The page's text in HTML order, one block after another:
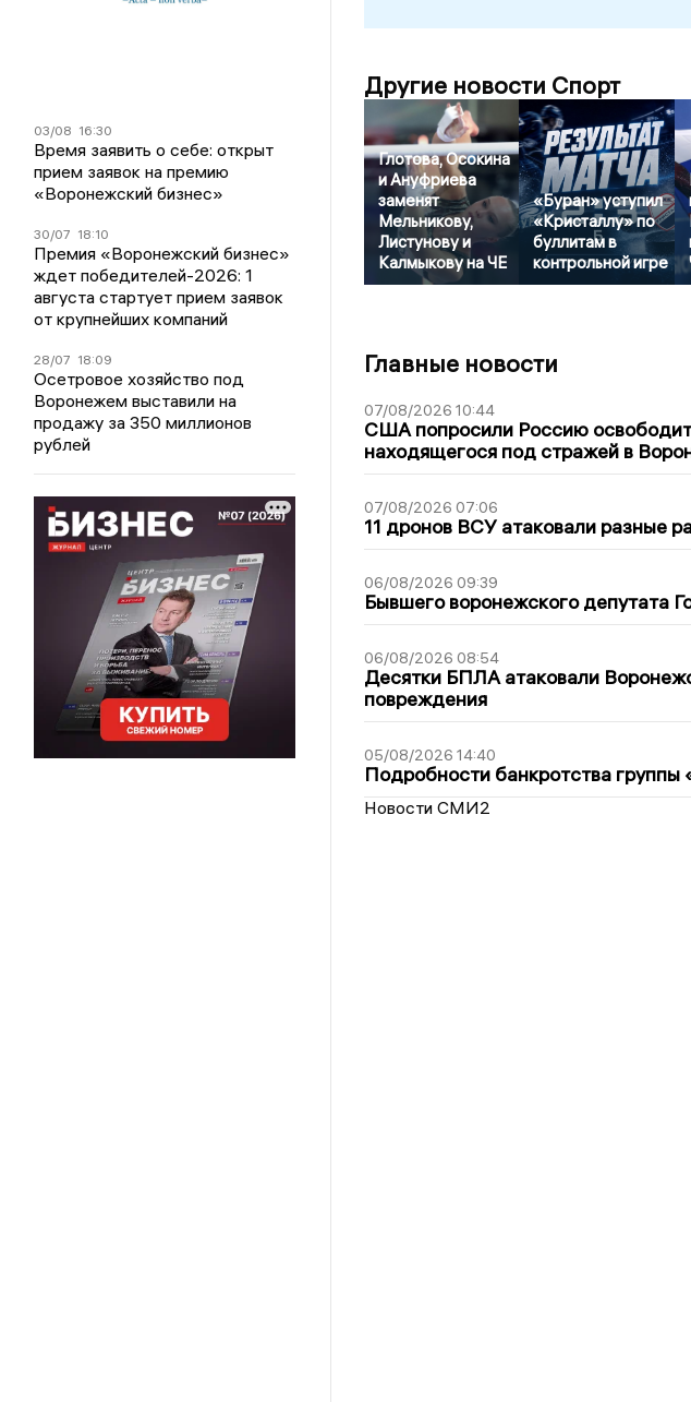
03/08 16:30
Время заявить о себе: открыт
прием заявок на премию
«Воронежский бизнес»
30/07 18:10
Премия «Воронежский бизнес»
ждет победителей-2026: 1
августа стартует прием заявок
от крупнейших компаний
28/07 18:09
Осетровое хозяйство под
Воронежем выставили на
продажу за 350 миллионов
рублей
Другие новости Спорт
Глотова, Осокина
и Ануфриева
заменят
Мельникову,
Листунову и
Калмыкову на ЧЕ
«Буран» уступил
«Кристаллу» по
буллитам в
контрольной игре
Главные новости
07/08/2026 10:44
США попросили Россию
находящегося под стражей в
07/08/2026 07:06
11 дронов ВСУ атаковали разные
06/08/2026 09:39
Бывшего воронежского депутата
06/08/2026 08:54
Десятки БПЛА атаковали
повреждения
05/08/2026 14:40
Подробности банкротства
Новости СМИ2